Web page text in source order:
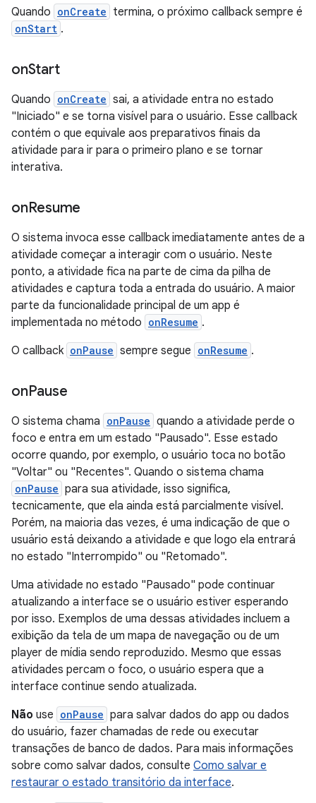
Quando onCreate termina, o próximo callback sempre é
onStart .
onStart
Quando onCreate sai, a atividade entra no estado
"Iniciado" e se torna visível para o usuário. Esse callback
contém o que equivale aos preparativos finais da
atividade para ir para o primeiro plano e se tornar
interativa.
onResume
O sistema invoca esse callback imediatamente antes de a
atividade começar a interagir com o usuário. Neste
ponto, a atividade fica na parte de cima da pilha de
atividades e captura toda a entrada do usuário. A maior
parte da funcionalidade principal de um app é
implementada no método onResume .
O callback onPause sempre segue onResume .
onPause
O sistema chama onPause quando a atividade perde o
foco e entra em um estado "Pausado". Esse estado
ocorre quando, por exemplo, o usuário toca no botão
"Voltar" ou "Recentes". Quando o sistema chama
onPause para sua atividade, isso significa,
tecnicamente, que ela ainda está parcialmente visível.
Porém, na maioria das vezes, é uma indicação de que o
usuário está deixando a atividade e que logo ela entrará
no estado "Interrompido" ou "Retomado".
Uma atividade no estado "Pausado" pode continuar
atualizando a interface se o usuário estiver esperando
por isso. Exemplos de uma dessas atividades incluem a
exibição da tela de um mapa de navegação ou de um
player de mídia sendo reproduzido. Mesmo que essas
atividades percam o foco, o usuário espera que a
interface continue sendo atualizada.
Não use onPause para salvar dados do app ou dados
do usuário, fazer chamadas de rede ou executar
transações de banco de dados. Para mais informações
sobre como salvar dados, consulte Como salvar e
restaurar o estado transitório da interface.